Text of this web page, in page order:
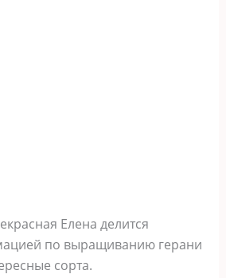
Елена делится
по выращиванию герани
сорта.